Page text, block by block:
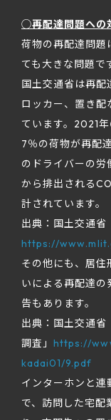
◯再配達問題への
荷物の再配達問題
ても大きな問題で
国土交通省は再
ロッカー、置き配
ています。2021年
7％の荷物が再配
のドライバーの労
から排出される
計されています。
出典：国土交通省
https://
その他にも、居
いによる再配達の
告もあります。
出典：国土交通省
調査」https://
kadai01/9.pdf
インターホンと連
で、訪問した宅配